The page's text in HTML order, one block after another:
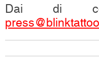
Dai di